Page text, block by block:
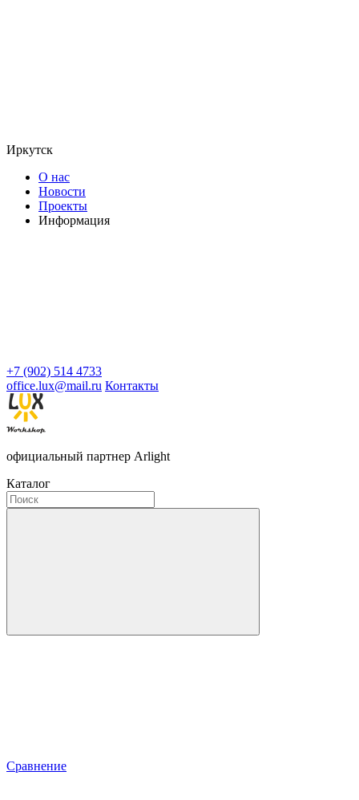
Иркутск
О нас
Новости
Проекты
Информация
+7 (902) 514 4733
office.lux@mail.ru Контакты
официальный партнер Arlight
Каталог
Сравнение